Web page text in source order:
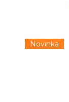
Novinka